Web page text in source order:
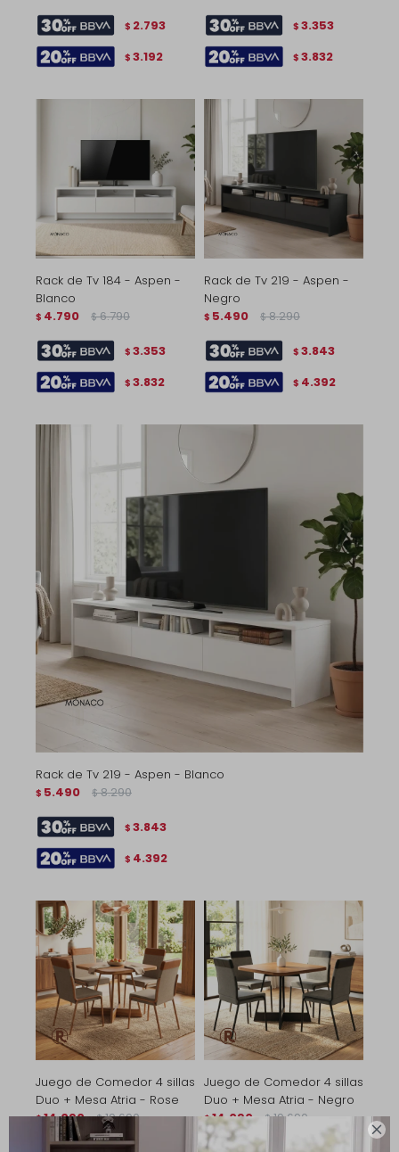

$ 2.793
$ 3.192
$ 3.353
$ 3.832
Rack de Tv 184 - Aspen -
Blanco
$ 4.790 $ 6.790
$ 3.353
$ 3.832
Rack de Tv 219 - Aspen -
Negro
$ 5.490 $ 8.290
$ 3.843
$ 4.392
Rack de Tv 219 - Aspen - Blanco
$ 5.490 $ 8.290
$ 3.843
$ 4.392
Juego de Comedor 4 sillas
Duo + Mesa Atria - Rose
$14.090 $ 19.690
Juego de Comedor 4 sillas
Duo + Mesa Atria - Negro
$14.090 $ 19.690